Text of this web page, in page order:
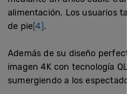
alimentación. Los usuarios
de pie[4].
Además de su diseño
imagen 4K con tecnología QLED
sumergiendo a los